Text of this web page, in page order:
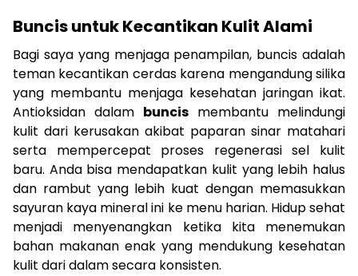
Buncis untuk Kecantikan Kulit Alami
Bagi saya yang menjaga penampilan, buncis adalah
teman kecantikan cerdas karena mengandung silika
yang membantu menjaga kesehatan jaringan ikat.
Antioksidan dalam buncis membantu melindungi
kulit dari kerusakan akibat paparan sinar matahari
serta mempercepat proses regenerasi sel kulit
baru. Anda bisa mendapatkan kulit yang lebih halus
dan rambut yang lebih kuat dengan memasukkan
sayuran kaya mineral ini ke menu harian. Hidup sehat
menjadi menyenangkan ketika kita menemukan
bahan makanan enak yang mendukung kesehatan
kulit dari dalam secara konsisten.